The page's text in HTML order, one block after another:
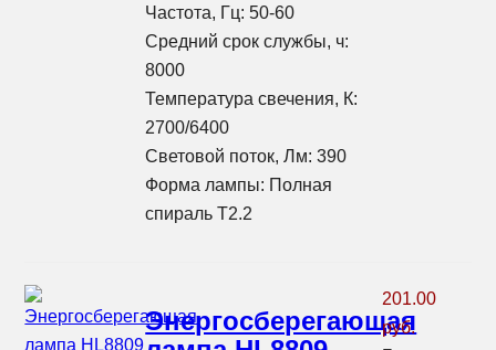
Частота, Гц: 50-60
Средний срок службы, ч:
8000
Температура свечения, К:
2700/6400
Световой поток, Лм: 390
Форма лампы: Полная
спираль T2.2
Энергосберегающая
201.00
руб.